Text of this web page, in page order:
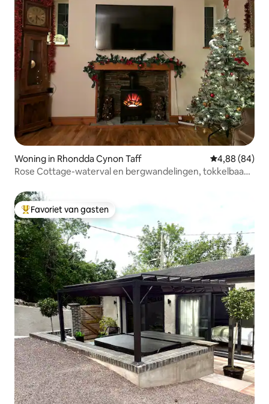
Woning in Rhondda Cynon Taff Gemiddelde
4,88 (84)
Rose Cottage-waterval en bergwandelingen, tokkelbaan,
Topfavoriet van gasten
Favoriet van gasten